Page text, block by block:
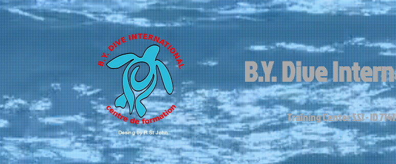
B.Y. Dive
Training Center SSI - ID
Desing by R.St John